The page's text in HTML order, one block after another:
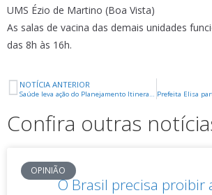
UMS Ézio de Martino (Boa Vista)
As salas de vacina das demais unidades
das 8h às 16h.
NOTÍCIA ANTERIOR
Saúde leva ação do Planejamento Itinerante para a USF Planalto
Confira outras
OPINIÃO
O Brasil precisa proibir